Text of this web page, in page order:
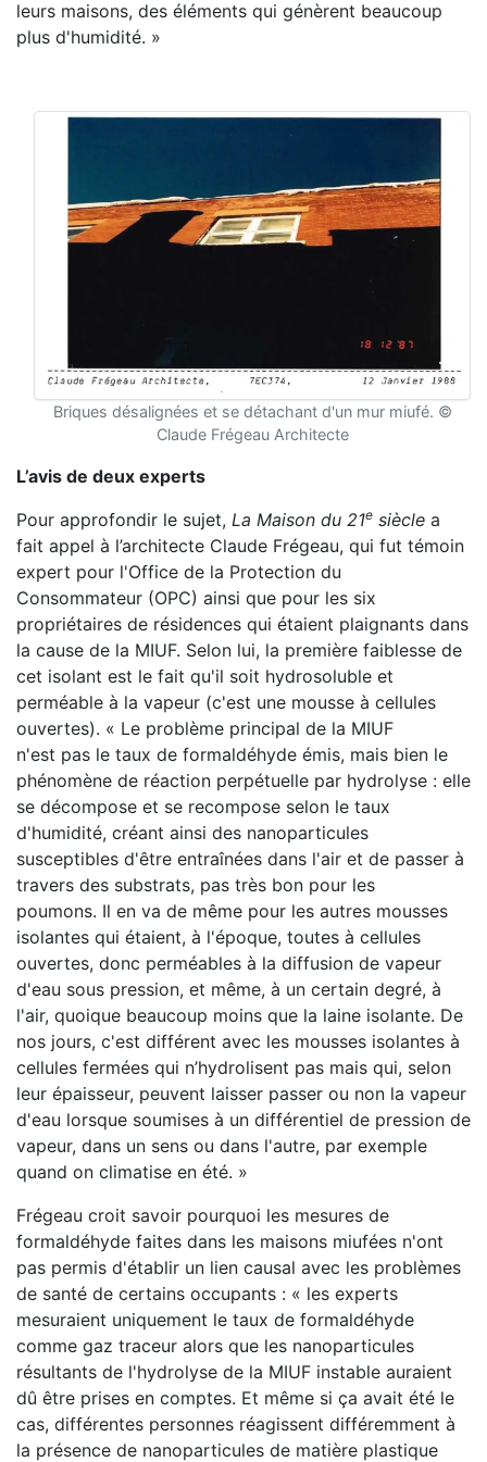
leurs maisons, des éléments qui génèrent beaucoup
plus d'humidité. »
Briques désalignées et se détachant d'un mur miufé. ©
Claude Frégeau Architecte
L’avis de deux experts
Pour approfondir le sujet, La Maison du 21e siècle a
fait appel à l’architecte Claude Frégeau, qui fut témoin
expert pour l'Office de la Protection du
Consommateur (OPC) ainsi que pour les six
propriétaires de résidences qui étaient plaignants dans
la cause de la MIUF. Selon lui, la première faiblesse de
cet isolant est le fait qu'il soit hydrosoluble et
perméable à la vapeur (c'est une mousse à cellules
ouvertes). « Le problème principal de la MIUF
n'est pas le taux de formaldéhyde émis, mais bien le
phénomène de réaction perpétuelle par hydrolyse : elle
se décompose et se recompose selon le taux
d'humidité, créant ainsi des nanoparticules
susceptibles d'être entraînées dans l'air et de passer à
travers des substrats, pas très bon pour les
poumons. Il en va de même pour les autres mousses
isolantes qui étaient, à l'époque, toutes à cellules
ouvertes, donc perméables à la diffusion de vapeur
d'eau sous pression, et même, à un certain degré, à
l'air, quoique beaucoup moins que la laine isolante. De
nos jours, c'est différent avec les mousses isolantes à
cellules fermées qui n’hydrolisent pas mais qui, selon
leur épaisseur, peuvent laisser passer ou non la vapeur
d'eau lorsque soumises à un différentiel de pression de
vapeur, dans un sens ou dans l'autre, par exemple
quand on climatise en été. »
Frégeau croit savoir pourquoi les mesures de
formaldéhyde faites dans les maisons miufées n'ont
pas permis d'établir un lien causal avec les problèmes
de santé de certains occupants : « les experts
mesuraient uniquement le taux de formaldéhyde
comme gaz traceur alors que les nanoparticules
résultants de l'hydrolyse de la MIUF instable auraient
dû être prises en comptes. Et même si ça avait été le
cas, différentes personnes réagissent différemment à
la présence de nanoparticules de matière plastique